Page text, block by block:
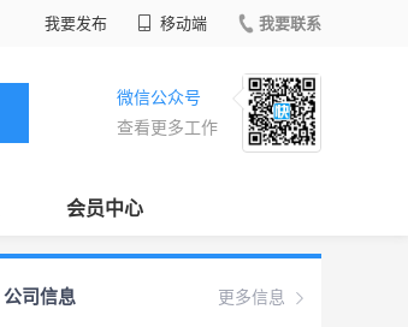
我要发布 移动端 我要联系
微信公众号
查看更多工作
会员中心
更多信息
公司信息